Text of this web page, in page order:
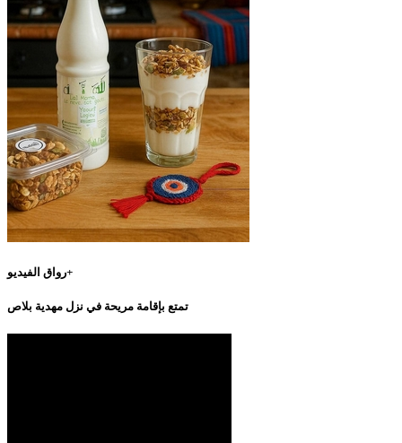
رواق الفيديو+
تمتع بإقامة مريحة في نزل مهدية بلاص